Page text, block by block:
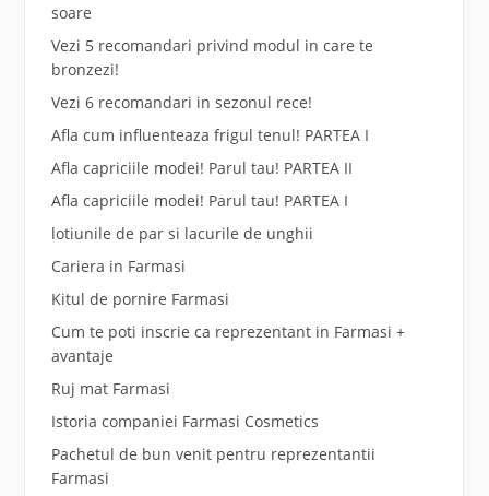
soare
Vezi 5 recomandari privind modul in care te
bronzezi!
Vezi 6 recomandari in sezonul rece!
Afla cum influenteaza frigul tenul! PARTEA I
Afla capriciile modei! Parul tau! PARTEA II
Afla capriciile modei! Parul tau! PARTEA I
lotiunile de par si lacurile de unghii
Cariera in Farmasi
Kitul de pornire Farmasi
Cum te poti inscrie ca reprezentant in Farmasi +
avantaje
Ruj mat Farmasi
Istoria companiei Farmasi Cosmetics
Pachetul de bun venit pentru reprezentantii
Farmasi